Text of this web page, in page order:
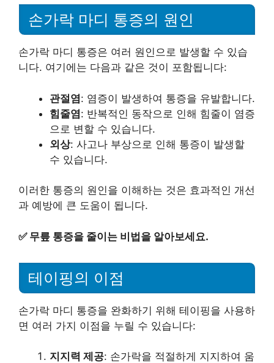
손가락 마디 통증의 원인
손가락 마디 통증은 여러 원인으로 발생할 수 있습
니다. 여기에는 다음과 같은 것이 포함됩니다:
관절염: 염증이 발생하여 통증을 유발합니다.
힘줄염: 반복적인 동작으로 인해 힘줄이 염증
으로 변할 수 있습니다.
외상: 사고나 부상으로 인해 통증이 발생할
수 있습니다.
이러한 통증의 원인을 이해하는 것은 효과적인 개선
과 예방에 큰 도움이 됩니다.
✅ 무릎 통증을 줄이는 비법을 알아보세요.
테이핑의 이점
손가락 마디 통증을 완화하기 위해 테이핑을 사용하
면 여러 가지 이점을 누릴 수 있습니다:
지지력 제공: 손가락을 적절하게 지지하여 움